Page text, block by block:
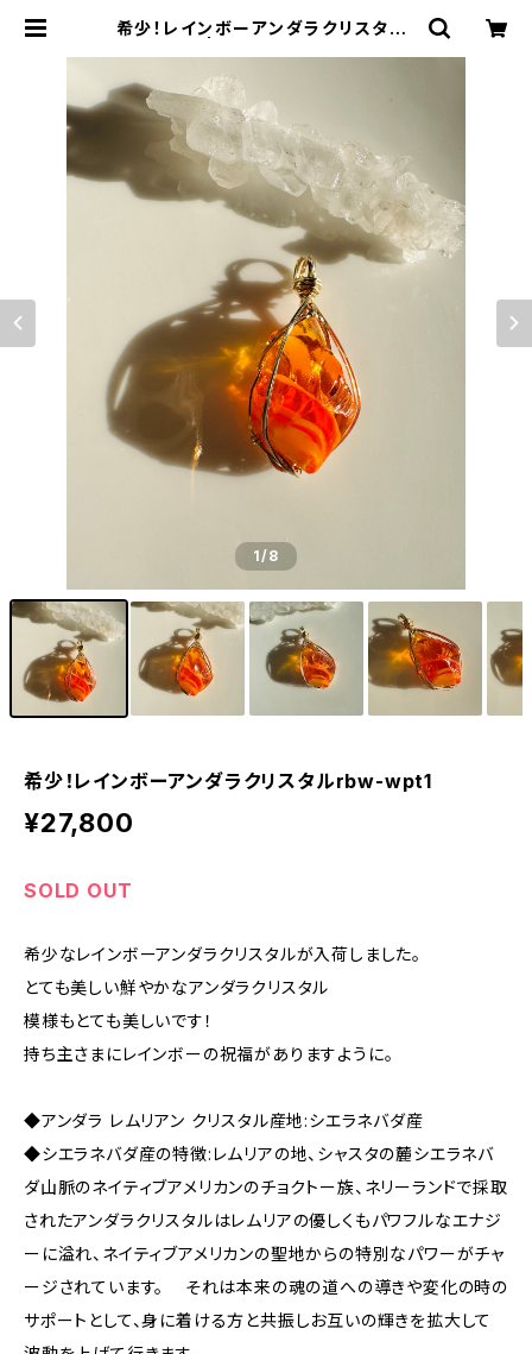
希少！レインボーアンダラクリスタルr
1/8
希少！レインボーアンダラクリスタルrbw-wpt1
¥27,800
SOLD OUT
希少なレインボーアンダラクリスタルが入荷しました。
とても美しい鮮やかなアンダラクリスタル
模様もとても美しいです！
持ち主さまにレインボーの祝福がありますように。
◆アンダラ レムリアン クリスタル産地:シエラネバダ産
◆シエラネバダ産の特徴:レムリアの地、シャスタの麓シエラネバ
ダ山脈のネイティブアメリカンのチョクトー族、ネリーランドで採取
されたアンダラクリスタルはレムリアの優しくもパワフルなエナジ
ーに溢れ、ネイティブアメリカンの聖地からの特別なパワーがチャ
ージされています。 それは本来の魂の道への導きや変化の時の
サポートとして、身に着ける方と共振しお互いの輝きを拡大して